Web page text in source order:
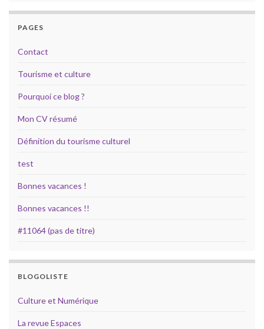
PAGES
Contact
Tourisme et culture
Pourquoi ce blog ?
Mon CV résumé
Définition du tourisme culturel
test
Bonnes vacances !
Bonnes vacances !!
#11064 (pas de titre)
BLOGOLISTE
Culture et Numérique
La revue Espaces